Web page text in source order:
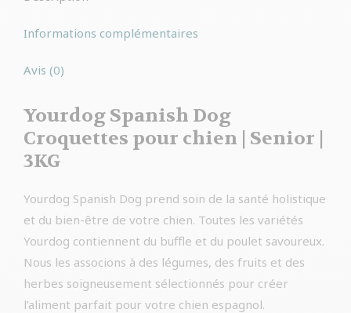
Informations complémentaires
Avis (0)
Yourdog Spanish Dog
Croquettes pour chien | Senior |
3KG
Yourdog Spanish Dog prend soin de la santé holistique
et du bien-être de votre chien. Toutes les variétés
Yourdog contiennent du buffle et du poulet savoureux.
Nous les associons à des légumes, des fruits et des
herbes soigneusement sélectionnés pour créer
l’aliment parfait pour votre chien espagnol.